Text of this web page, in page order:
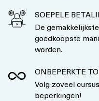
SOEPELE
De
goedkoopste
worden.
ONBEPERKTE
Volg zoveel
beperkingen!